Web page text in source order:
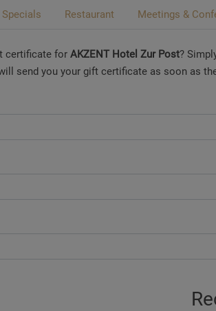
Specials Restaurant Meetings &
certificate for AKZENT Hotel Zur Post?
send you your gift certificate as soon as